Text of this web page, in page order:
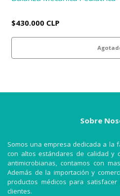
$430.000 CLP
Sobre
Somos una empresa dedicada a la
con altos estándares de calidad y
antimicrobianas, contamos con
Además de la importación y
productos médicos para
clientes.